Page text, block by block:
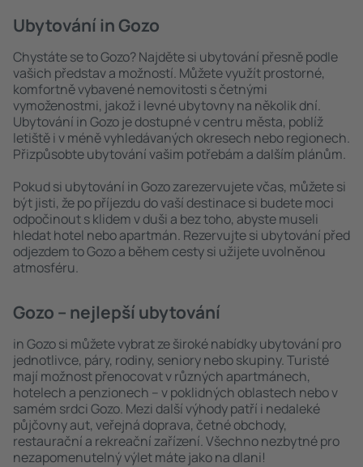
Ubytování in Gozo
Chystáte se to Gozo? Najděte si ubytování přesně podle
vašich představ a možností. Můžete využít prostorné,
komfortně vybavené nemovitosti s četnými
vymoženostmi, jakož i levné ubytovny na několik dní.
Ubytování in Gozo je dostupné v centru města, poblíž
letiště i v méně vyhledávaných okresech nebo regionech.
Přizpůsobte ubytování vašim potřebám a dalším plánům.
Pokud si ubytování in Gozo zarezervujete včas, můžete si
být jisti, že po příjezdu do vaší destinace si budete moci
odpočinout s klidem v duši a bez toho, abyste museli
hledat hotel nebo apartmán. Rezervujte si ubytování před
odjezdem to Gozo a během cesty si užijete uvolněnou
atmosféru.
Gozo – nejlepší ubytování
in Gozo si můžete vybrat ze široké nabídky ubytování pro
jednotlivce, páry, rodiny, seniory nebo skupiny. Turisté
mají možnost přenocovat v různých apartmánech,
hotelech a penzionech – v poklidných oblastech nebo v
samém srdci Gozo. Mezi další výhody patří i nedaleké
půjčovny aut, veřejná doprava, četné obchody,
restaurační a rekreační zařízení. Všechno nezbytné pro
nezapomenutelný výlet máte jako na dlani!